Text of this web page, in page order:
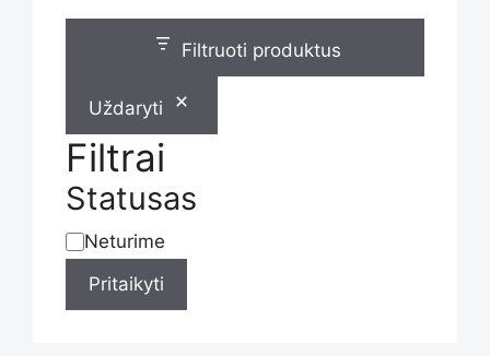
on
the
product
page
Filtruoti produktus
Uždaryti
Filtrai
Statusas
Statusas
Neturime
Pritaikyti